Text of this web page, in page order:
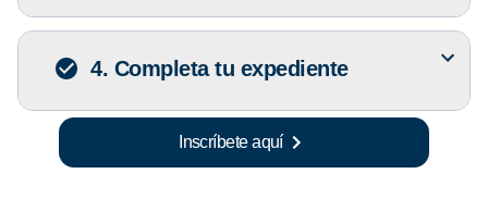
4. Completa tu expediente
Inscríbete aquí